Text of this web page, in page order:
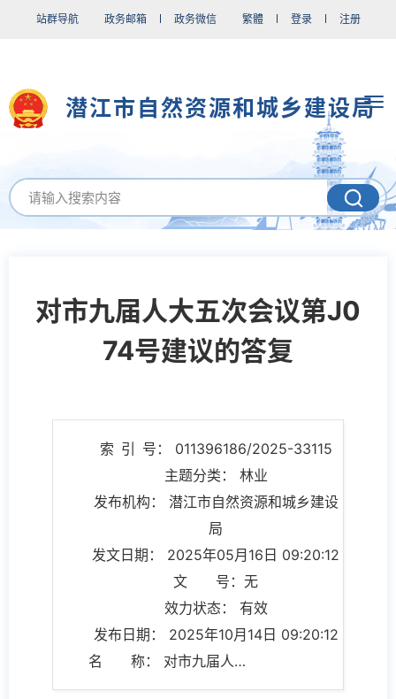
站群导航 政务邮箱 政务微信 繁體 登录 注册
潜江市自然资源和城乡建设局
对市九届人大五次会议第J0
74号建议的答复
索 引 号： 011396186/2025-33115
主题分类： 林业
发布机构： 潜江市自然资源和城乡建设
局
发文日期： 2025年05月16日 09:20:12
文 号：无
效力状态： 有效
发布日期： 2025年10月14日 09:20:12
名 称： 对市九届人大五次会议第J074号建议的答复